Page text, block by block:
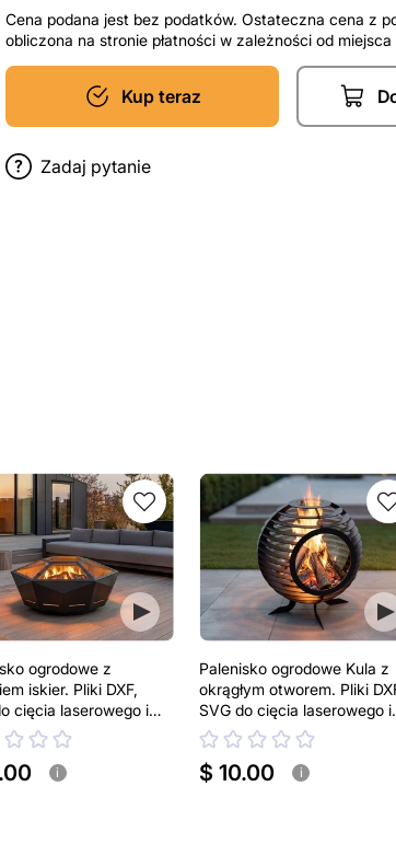
Cena podana jest bez podatków. Ostateczna cena z
obliczona na stronie płatności w zależności od
Kup teraz
Zadaj pytanie
ogrodowe z
iskier. Pliki DXF,
cięcia laserowego i
i
Palenisko ogrodowe Kula z
okrągłym otworem. Pliki
SVG do cięcia laserowego i
plazmowego
$ 10.00 i